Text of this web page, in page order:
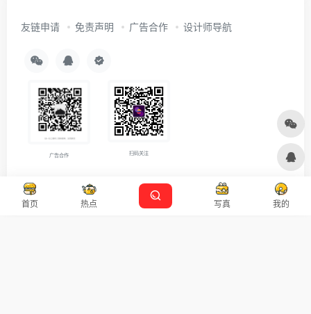
首页 热点 写真 我的
友链申请 免责声明 广告合作 设计师导航
广告合作 扫码关注
Copyright © 2026沪ICP备2021007899号-5 Designed by 设计资源